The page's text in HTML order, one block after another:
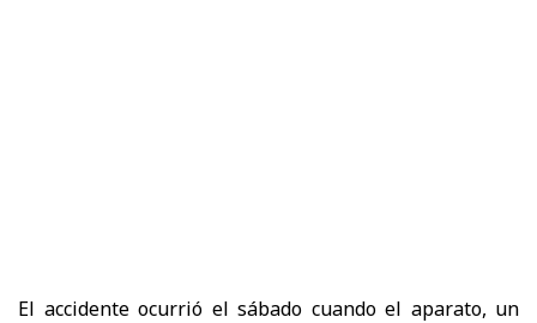
El accidente ocurrió el sábado cuando el aparato, un